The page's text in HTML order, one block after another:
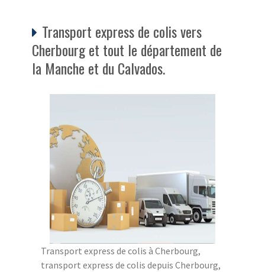
Transport express de colis vers
Cherbourg et tout le département de
la Manche et du Calvados.
Transport express de colis à Cherbourg,
transport express de colis depuis Cherbourg,